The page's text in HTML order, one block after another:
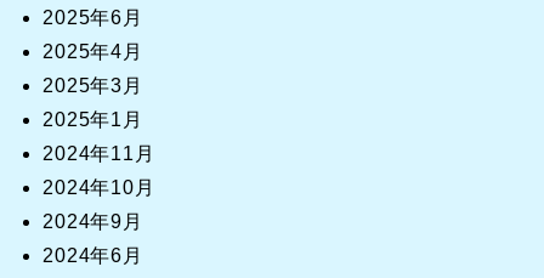
2025年6月
2025年4月
2025年3月
2025年1月
2024年11月
2024年10月
2024年9月
2024年6月